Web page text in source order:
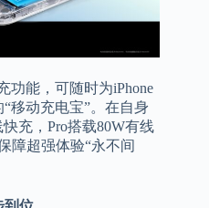
功能，可随时为iPhone
移动充电宝”。在自身
充，Pro搭载80W有线
障超强体验“永不间